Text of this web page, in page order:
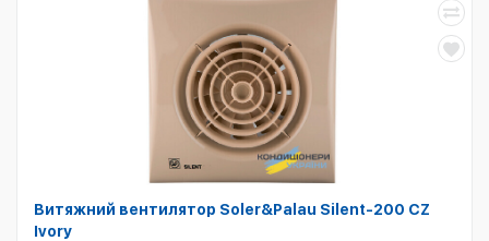
Витяжний вентилятор Soler&Palau Silent-200 CZ
Ivory